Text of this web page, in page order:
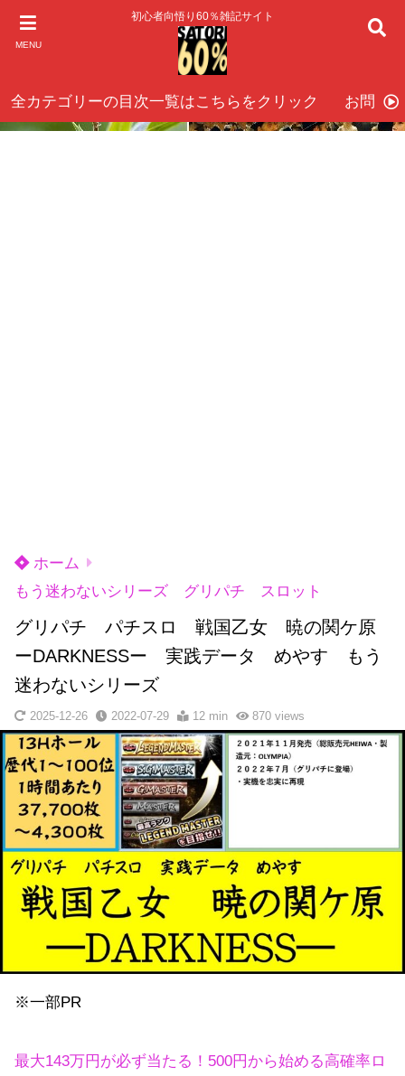
MENU
初心者向悟り60％雑記サイト
全カテゴリーの目次一覧はこちらをクリック お問い
ホーム
もう迷わないシリーズ グリパチ スロット
グリパチ パチスロ 戦国乙女 暁の関ケ原
ーDARKNESSー 実践データ めやす もう
迷わないシリーズ
2025-12-26 2022-07-29 12 min 870views
※一部PR
最大143万円が必ず当たる！500円から始める高確率ロ